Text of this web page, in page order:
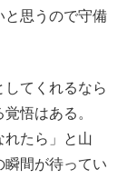
と思うので守備
てくれるなら
悟はある。
れたら」と山
瞬間が待ってい